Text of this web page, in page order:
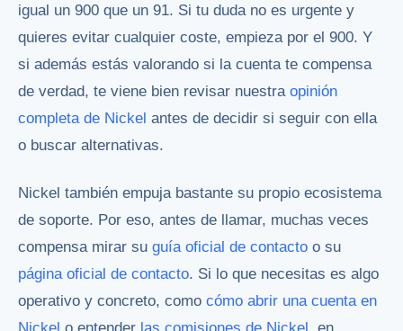
igual un 900 que un 91. Si tu duda no es urgente y
quieres evitar cualquier coste, empieza por el 900. Y
si además estás valorando si la cuenta te compensa
de verdad, te viene bien revisar nuestra opinión
completa de Nickel antes de decidir si seguir con ella
o buscar alternativas.
Nickel también empuja bastante su propio ecosistema
de soporte. Por eso, antes de llamar, muchas veces
compensa mirar su guía oficial de contacto o su
página oficial de contacto. Si lo que necesitas es algo
operativo y concreto, como cómo abrir una cuenta en